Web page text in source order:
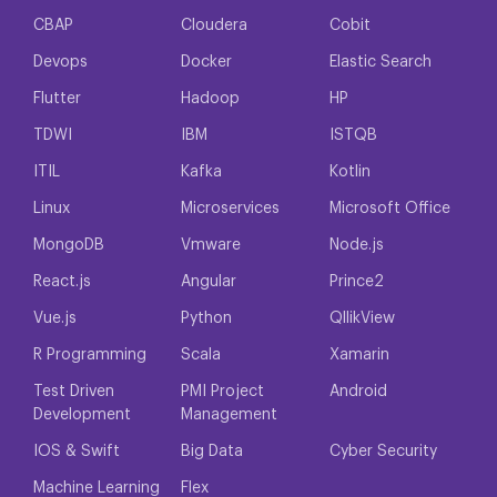
kapsar. Sınıf tabanlı eğitim, çevrimiçi kurslar ve
eğitim programları, öğrencilere pratik, etkileşimli bir
ortamda Kubernetes sistemi ve konteynerli
uygulamalar hakkında bilgi edinme fırsatı sunar.
Kubernetes Eğitim Hedef
Grubu
Method TR Kubernetes online eğitimi, teknoloji
endüstrisinde, özellikle bulut bilgi işlem,
konteynerleştirme ve mikro hizmetler alanlarında
kariyer yapmakla ilgilenen profesyoneller için
genişletmek isteyen profesyoneller için de uygundur.
Kubernetes Eğitimi İçin
Gerekli Kullanılan Yazılımlar
ve Donanımlar
CBAP Cloudera Cobit
Devops Docker Elastic Search
Flutter Hadoop HP
TDWI IBM ISTQB
ITIL Kafka Kotlin
Linux Microservices Microsoft Office
MongoDB Vmware Node.js
React.js Angular Prince2
Vue.js Python QllikView
R Programming Scala Xamarin
Test Driven
Development
PMI Project
Management
Android
IOS & Swift Big Data Cyber Security
Machine Learning Flex